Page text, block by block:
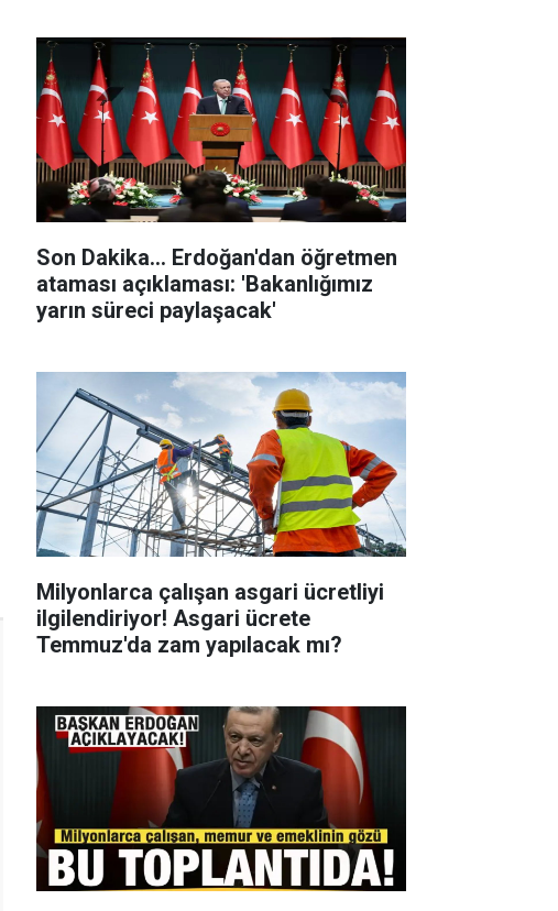
Son Dakika... Erdoğan'dan öğretmen
ataması açıklaması: 'Bakanlığımız
yarın süreci paylaşacak'
Milyonlarca çalışan asgari ücretliyi
ilgilendiriyor! Asgari ücrete
Temmuz'da zam yapılacak mı?